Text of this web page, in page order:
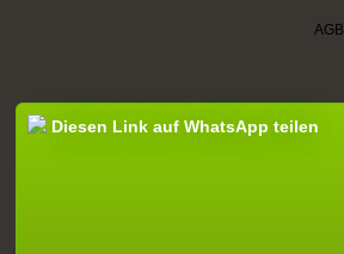
AGB
Diesen Link auf WhatsApp teilen